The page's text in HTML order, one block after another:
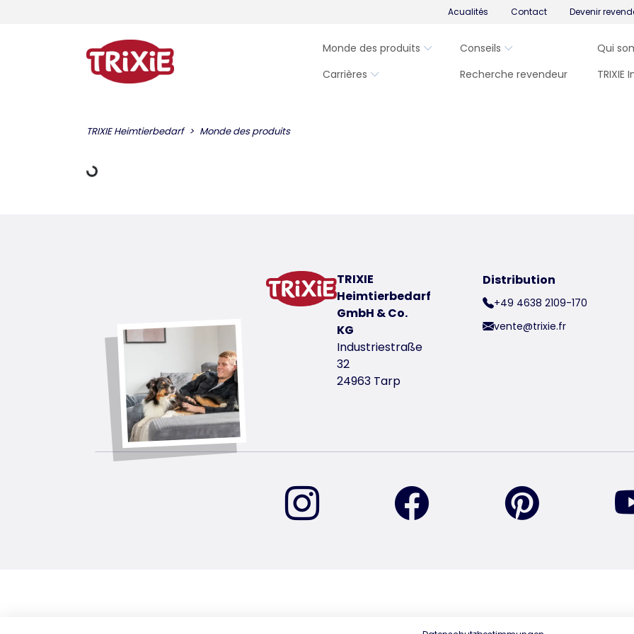
Acualités Contact Devenir
Monde des produits Conseils
Qui
Carrières
Recherche revendeur TRIXIE
TRIXIE Heimtierbedarf Monde des produits
charger des données
TRIXIE
Heimtierbedarf
GmbH & Co.
KG
Industriestraße
32
24963 Tarp
Distribution
+49 4638 2109-170
vente@trixie.fr
retrouvez-nous sur Instagramretrouvez-nous sur Facebook
retrouvez-